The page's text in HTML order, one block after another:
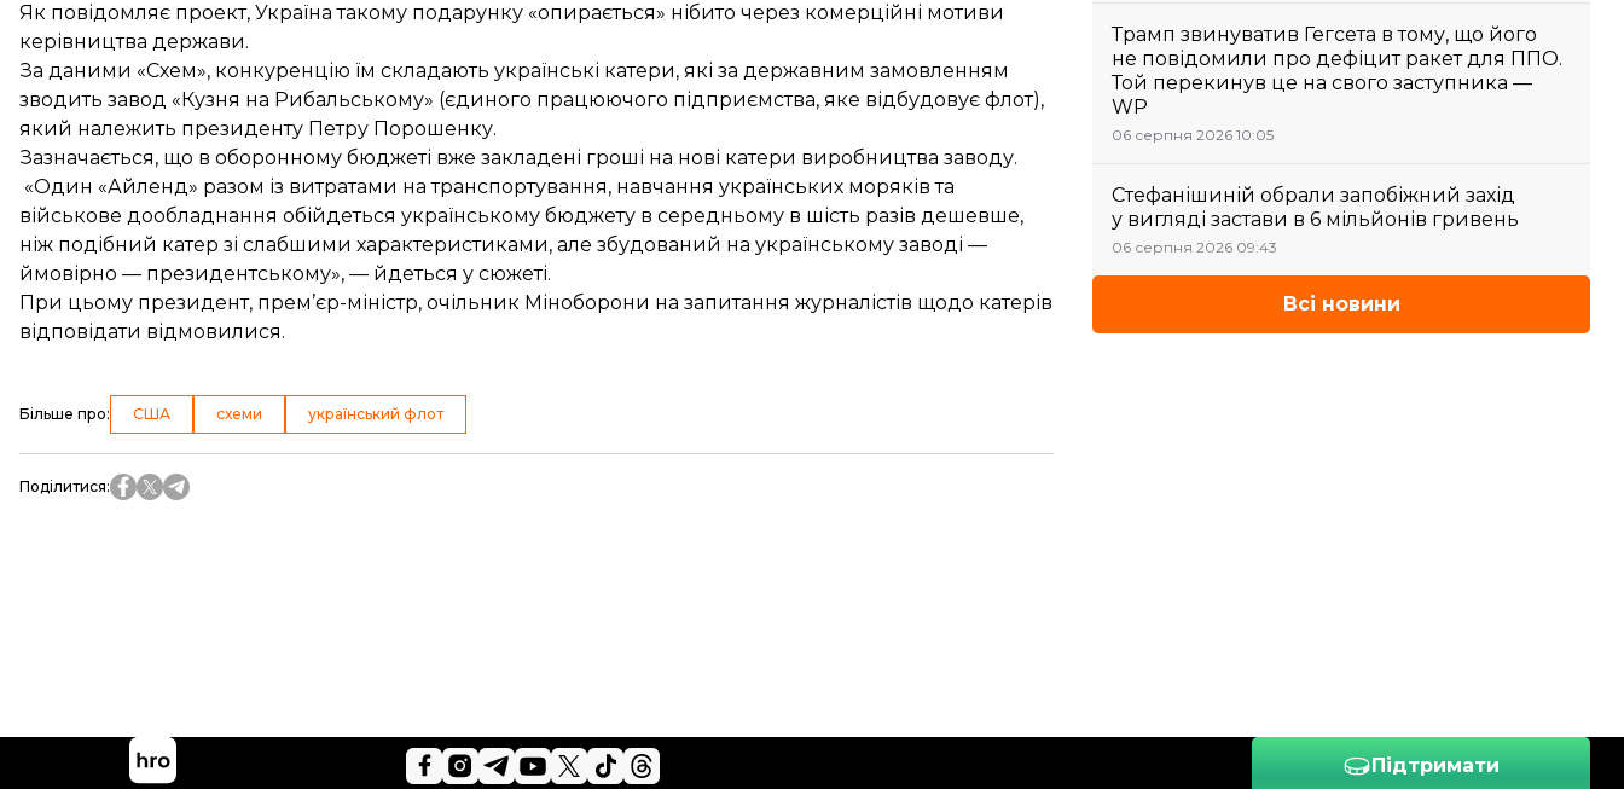
Як повідомляє проект, Україна такому подарунку «опирається» нібито через комерційні мотиви
керівництва держави.
За даними «Схем», конкуренцію їм складають українські катери, які за державним замовленням
зводить завод «Кузня на Рибальському» (єдиного працюючого підприємства, яке відбудовує флот),
який належить президенту Петру Порошенку.
Зазначається, що в оборонному бюджеті вже закладені гроші на нові катери виробництва заводу.
«Один «Айленд» разом із витратами на транспортування, навчання українських моряків та
військове дообладнання обійдеться українському бюджету в середньому в шість разів дешевше,
ніж подібний катер зі слабшими характеристиками, але збудований на українському заводі —
ймовірно — президентському», — йдеться у сюжеті.
При цьому президент, прем’єр-міністр, очільник Міноборони на запитання журналістів щодо катерів
відповідати відмовилися.
Більше про: США схеми український флот
Поділитися:
Трамп звинуватив Гегсета в тому, що його
не повідомили про дефіцит ракет для ППО.
Той перекинув це на свого заступника —
WP
06 серпня 2026 10:05
Стефанішиній обрали запобіжний захід
у вигляді застави в 6 мільйонів гривень
06 серпня 2026 09:43
Всі новини
Підтримати